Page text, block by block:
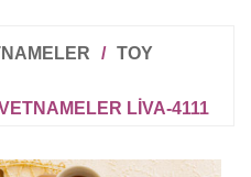
/ TOY
LIVA-4111